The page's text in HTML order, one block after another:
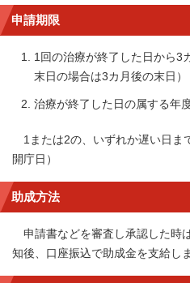
申請期限
1回の治療が終了した日から3
末日の場合は3カ月後の末日）
治療が終了した日の属する年
1または2の、いずれか遅い日ま
開庁日）
助成方法
申請書などを審査し承認した時
知後、口座振込で助成金を支給し